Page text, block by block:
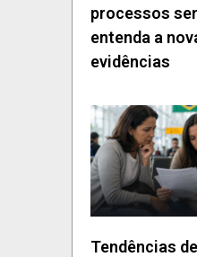
processos
entenda a
evidências
Tendências